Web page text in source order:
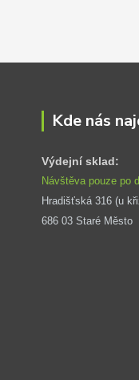
Kde nás
Výdejní sklad:
Návštěva pouze po
Hradišťská 316 (u
686 03 Staré Město